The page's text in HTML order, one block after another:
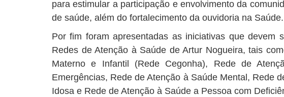
para estimular a participação e envolvimento da
de saúde, além do fortalecimento da ouvidoria na Saúde.
Por fim foram apresentadas as iniciativas que devem
Redes de Atenção à Saúde de Artur Nogueira, tais
Materno e Infantil (Rede Cegonha), Rede de
Emergências, Rede de Atenção à Saúde Mental, Rede
Idosa e Rede de Atenção à Saúde a Pessoa com